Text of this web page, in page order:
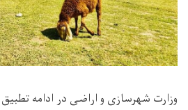
وزارت شهرسازی و اراضی در ادامه